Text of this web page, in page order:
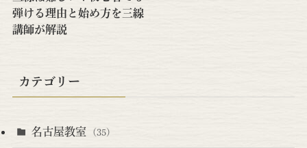
弾ける理由と始め方を三線
講師が解説
カテゴリー
名古屋教室 (35)